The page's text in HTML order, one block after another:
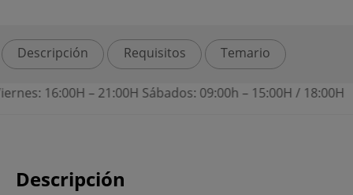
Descripción Requisitos Temario
16:00H – 21:00H Sábados: 09:00h – 15:00H / 18:00H
Descripción